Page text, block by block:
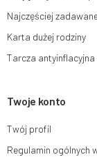
Najczęściej
Karta dużej rodziny
Tarcza
Twoje konto
Twój profil
Regulamin ogólnych